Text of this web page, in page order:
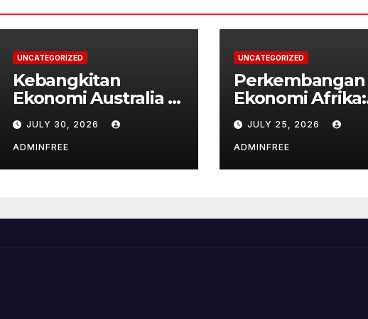
UNCATEGORIZED
Kebangkitan
Ekonomi Australia di
Tengah Tantangan
Global
JULY 30, 2026
ADMINFREE
UNCATEGORIZED
Perkembangan
Ekonomi Afrika:
Tantangan dan
Peluang
JULY 25, 2026
ADMINFREE